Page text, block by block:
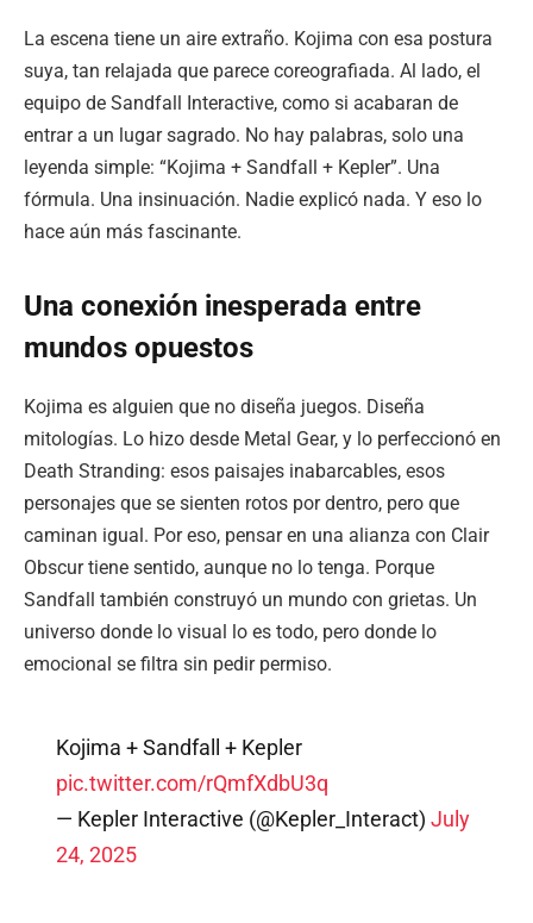
La escena tiene un aire extraño. Kojima con esa postura
suya, tan relajada que parece coreografiada. Al lado, el
equipo de Sandfall Interactive, como si acabaran de
entrar a un lugar sagrado. No hay palabras, solo una
leyenda simple: “Kojima + Sandfall + Kepler”. Una
fórmula. Una insinuación. Nadie explicó nada. Y eso lo
hace aún más fascinante.
Una conexión inesperada entre
mundos opuestos
Kojima es alguien que no diseña juegos. Diseña
mitologías. Lo hizo desde Metal Gear, y lo perfeccionó en
Death Stranding: esos paisajes inabarcables, esos
personajes que se sienten rotos por dentro, pero que
caminan igual. Por eso, pensar en una alianza con Clair
Obscur tiene sentido, aunque no lo tenga. Porque
Sandfall también construyó un mundo con grietas. Un
universo donde lo visual lo es todo, pero donde lo
emocional se filtra sin pedir permiso.
Kojima + Sandfall + Kepler
pic.twitter.com/rQmfXdbU3q
— Kepler Interactive (@Kepler_Interact) July
24, 2025